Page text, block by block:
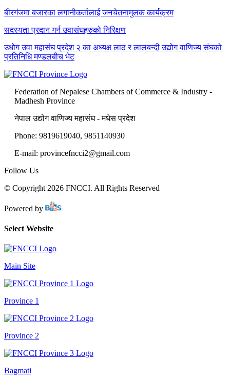
बीरगंजमा बजारका लगानीकर्तालाई जनचेतनामुलक कार्यक्रम
सदस्यता प्रदान गर्न उवासंघहरुको निरिक्षण
उधोग उवा महासंघ प्रदेश २ का अध्यक्ष लाठ र लालबन्दी उद्योग वाणिज्य संघको
प्रतिनिधि मण्डलबीच भेट
Federation of Nepalese Chambers of Commerce & Industry -
Madhesh Province
नेपाल उद्योग वाणिज्य महासंघ - मधेस प्रदेश
Phone: 9819619040, 9851140930
E-mail: provincefncci2@gmail.com
Follow Us
© Copyright 2026 FNCCI. All Rights Reserved
Powered by
Select Website
Main Site
Province 1
Province 2
Bagmati